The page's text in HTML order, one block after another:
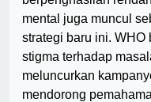
mental juga muncul
strategi baru ini. WHO
stigma terhadap
meluncurkan
mendorong